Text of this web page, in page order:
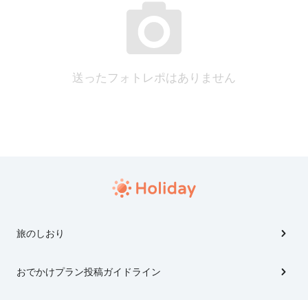
送ったフォトレポはありません
旅のしおり
おでかけプラン投稿ガイドライン